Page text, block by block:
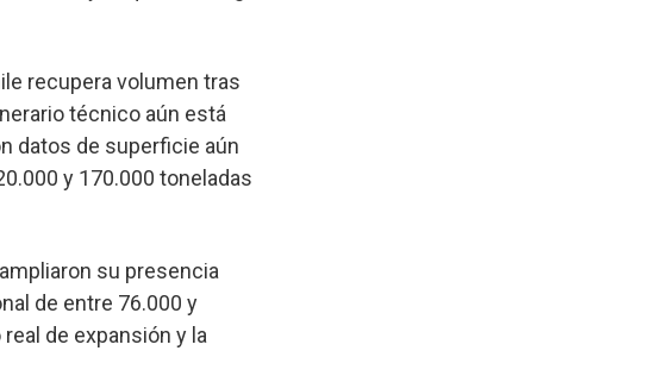
recupera volumen tras
técnico aún está
datos de superficie aún
y 170.000 toneladas
su presencia
de entre 76.000 y
de expansión y la